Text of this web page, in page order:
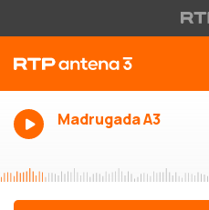
Madrugada A3